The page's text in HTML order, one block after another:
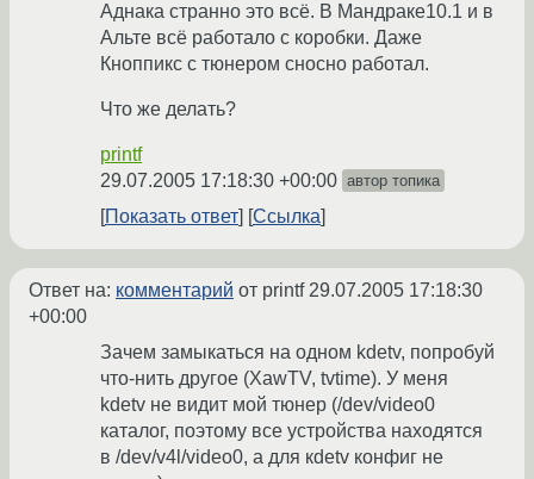
Аднака странно это всё. В Мандраке10.1 и в
Альте всё работало с коробки. Даже
Кноппикс с тюнером сносно работал.
Что же делать?
printf
29.07.2005 17:18:30 +00:00 автор топика
Показать ответ Ссылка
Ответ на: комментарий от printf29.07.2005 17:18:30
+00:00
Зачем замыкаться на одном kdetv, попробуй
что-нить другое (XawTV, tvtime). У меня
kdetv не видит мой тюнер (/dev/video0
каталог, поэтому все устройства находятся
в /dev/v4l/video0, а для кdetv конфиг не